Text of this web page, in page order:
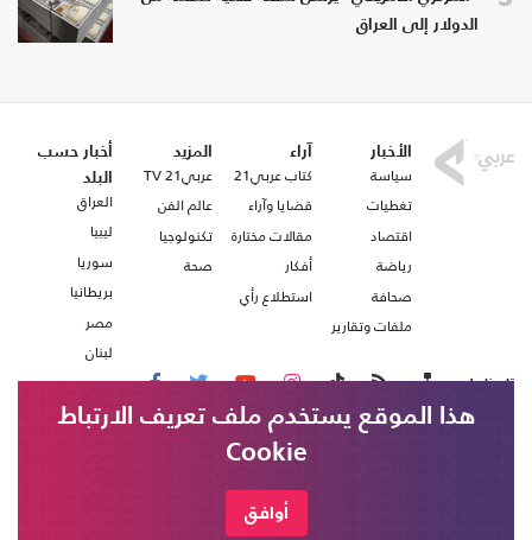
الدولار إلى العراق
الأخبار
سياسة
تغطيات
اقتصاد
رياضة
صحافة
ملفات وتقارير
آراء
كتاب عربي21
قضايا وآراء
مقالات مختارة
أفكار
استطلاع رأي
المزيد
عربي21 TV
عالم الفن
تكنولوجيا
صحة
أخبار حسب
البلد
العراق
ليبيا
سوريا
بريطانيا
مصر
لبنان
تابعنا على
هذا الموقع يستخدم ملف تعريف الارتباط
Cookie
أوافق